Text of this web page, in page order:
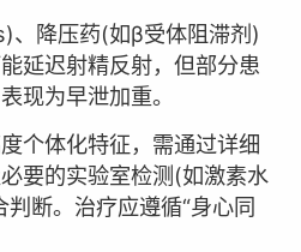
降压药(如β受体阻滞剂)
延迟射精反射，但部分患
现为早泄加重。
体化特征，需通过详细
要的实验室检测(如激素水
断。治疗应遵循“身心同